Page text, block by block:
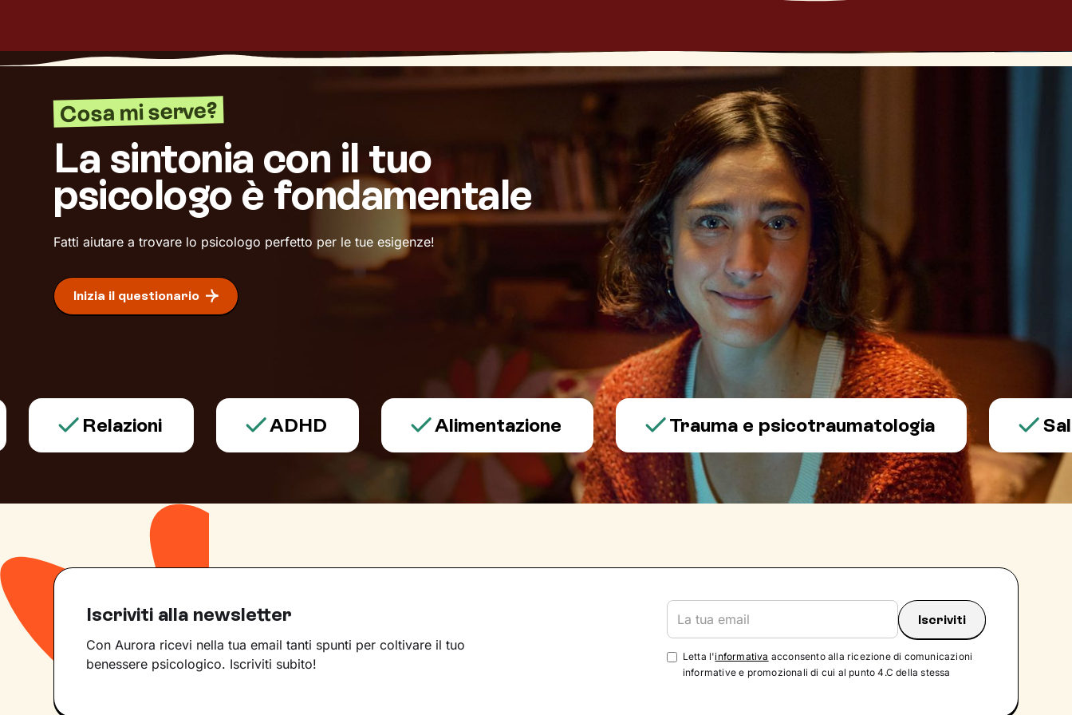
Cosa mi serve?
La sintonia con il tuo
psicologo è fondamentale
Fatti aiutare a trovare lo psicologo perfetto per le tue esigenze!
Inizia il questionario
Relazioni ADHD Alimentazione Trauma e psicotraumatologia Salute
Iscriviti alla newsletter
Con Aurora ricevi nella tua email tanti spunti per coltivare il tuo
benessere psicologico. Iscriviti subito!
Letta l'informativa acconsento alla ricezione di comunicazioni
informative e promozionali di cui al punto 4.C della stessa